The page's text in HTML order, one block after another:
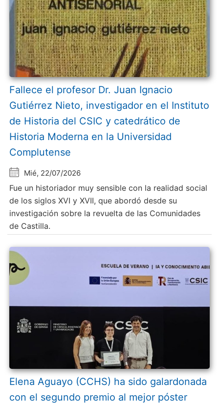
Fallece el profesor Dr. Juan Ignacio
Gutiérrez Nieto, investigador en el Instituto
de Historia del CSIC y catedrático de
Historia Moderna en la Universidad
Complutense
Mié, 22/07/2026
Fue un historiador muy sensible con la realidad social
de los siglos XVI y XVII, que abordó desde su
investigación sobre la revuelta de las Comunidades
de Castilla.
Elena Aguayo (CCHS) ha sido galardonada
con el segundo premio al mejor póster